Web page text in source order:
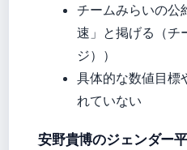
チームみらいの公
速」と掲げる（チ
ジ））
具体的な数値目標
れていない
安野貴博のジェンダー